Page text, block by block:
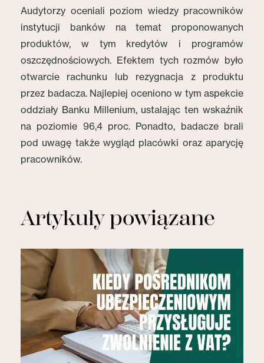
Audytorzy oceniali poziom wiedzy pracowników
instytucji banków na temat proponowanych
produktów, w tym kredytów i programów
oszczędnościowych. Efektem tych rozmów było
otwarcie rachunku lub rezygnacja z produktu
przez badacza. Najlepiej oceniono w tym aspekcie
oddziały Banku Millenium, ustalając ten wskaźnik
na poziomie 96,4 proc. Ponadto, badacze brali
pod uwagę także wygląd placówki oraz aparycję
pracowników.
Artykuły powiązane